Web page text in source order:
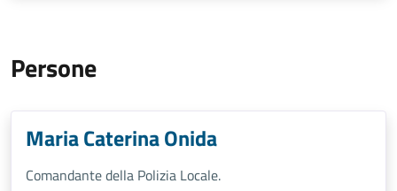
Persone
Maria Caterina Onida
Comandante della Polizia Locale.